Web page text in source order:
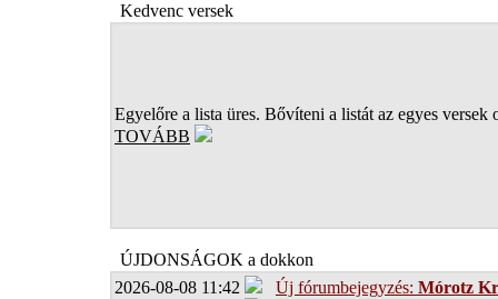
Kedvenc versek
Egyelőre a lista üres. Bővíteni a listát az egyes versek
TOVÁBB
ÚJDONSÁGOK a dokkon
2026-08-08 11:42
Új fórumbejegyzés: Mórotz